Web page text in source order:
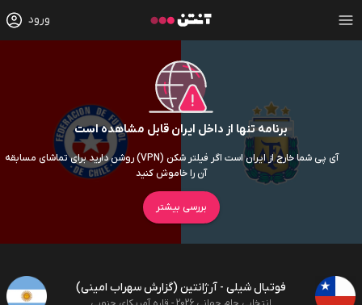
ورود
برنامه تنها از داخل ایران قابل مشاهده است
آی پی شما خارج از ایران است اگر فیلتر شکن (VPN) روشن دارید برای تماشای مسابقه
آن را خاموش کنید
بررسی بیشتر
فوتبال شیلی - آرژانتین (گزارش سهراب امینی)